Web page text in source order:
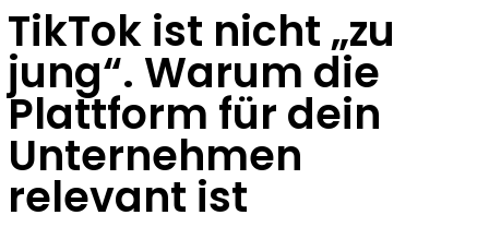
TikTok ist nicht „zu
jung“. Warum die
Plattform für dein
Unternehmen
relevant ist